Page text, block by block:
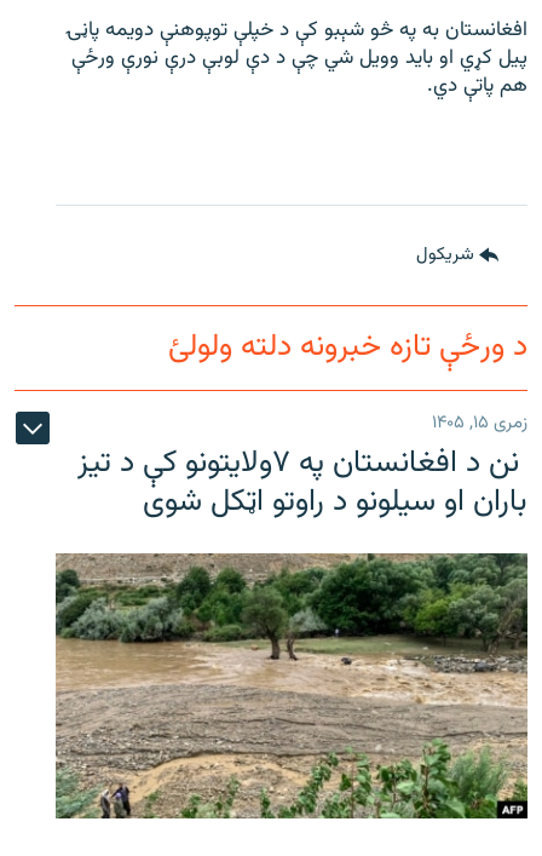
افغانستان به په څو شېبو کې د خپلې توپوهنې دویمه پاڼۍ
پیل کړي او باید وویل شي چې د دې لوبې درې نورې ورځې
هم پاتې دي.
شريکول
د ورځې تازه خبرونه دلته ولولئ
زمری ۱۵, ۱۴۰۵
نن د افغانستان په ۷ولایتونو کې د تیز
باران او سیلونو د راوتو اټکل شوی